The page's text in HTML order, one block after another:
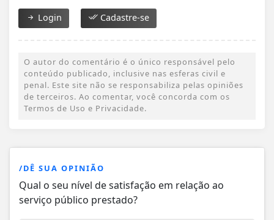
Login Cadastre-se
O autor do comentário é o único responsável pelo
conteúdo publicado, inclusive nas esferas civil e
penal. Este site não se responsabiliza pelas opiniões
de terceiros. Ao comentar, você concorda com os
Termos de Uso e Privacidade.
/DÊ SUA OPINIÃO
Qual o seu nível de satisfação em relação ao
serviço público prestado?